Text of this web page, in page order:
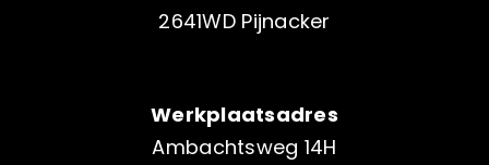
2641WD Pijnacker
Werkplaatsadres
Ambachtsweg 14H